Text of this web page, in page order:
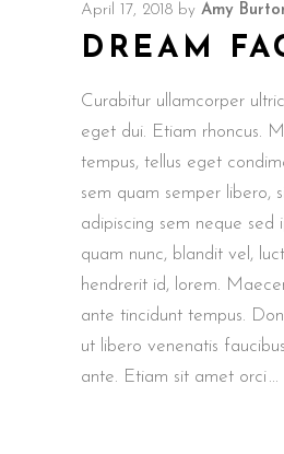
April 17, 2018 by Amy
DREAM
Curabitur ullamcorper
eget dui. Etiam rhoncus.
tempus, tellus eget
sem quam semper libero,
adipiscing sem neque sed
quam nunc, blandit vel,
hendrerit id, lorem.
ante tincidunt tempus.
ut libero venenatis
ante. Etiam sit amet orci